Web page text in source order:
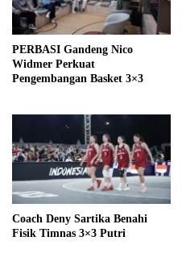
PERBASI Gandeng Nico
Widmer Perkuat
Pengembangan Basket 3×3
Coach Deny Sartika Benahi
Fisik Timnas 3×3 Putri